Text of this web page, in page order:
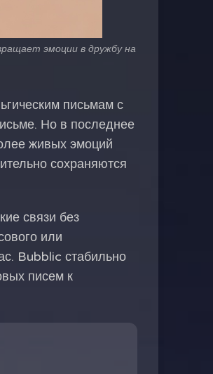
эмоции в дружбу на
письмам с
Но в последнее
живых эмоций
сохраняются
связи без
или
Bubblic стабильно
писем к